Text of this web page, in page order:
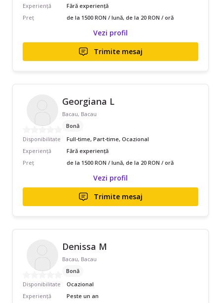
Experiență
Fără experiență
Preț
de la 1500 RON / lună, de la 20 RON / oră
Vezi profil
Trimite mesaj
Georgiana L
Bacau, Bacau
Bonă
Disponibilitate
Full-time, Part-time, Ocazional
Experiență
Fără experiență
Preț
de la 1500 RON / lună, de la 20 RON / oră
Vezi profil
Trimite mesaj
Denissa M
Bacau, Bacau
Bonă
Disponibilitate
Ocazional
Experiență
Peste un an